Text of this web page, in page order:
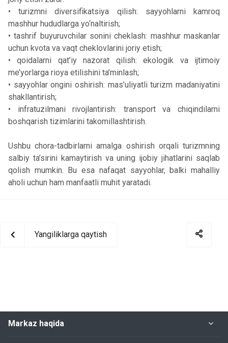
• turizmni diversifikatsiya qilish: sayyohlarni kamroq
mashhur hududlarga yo‘naltirish;
• tashrif buyuruvchilar sonini cheklash: mashhur maskanlar
uchun kvota va vaqt cheklovlarini joriy etish;
• qoidalarni qat’iy nazorat qilish: ekologik va ijtimoiy
me’yorlarga rioya etilishini ta’minlash;
• sayyohlar ongini oshirish: mas’uliyatli turizm madaniyatini
shakllantirish;
• infratuzilmani rivojlantirish: transport va chiqindilarni
boshqarish tizimlarini takomillashtirish.
Ushbu chora-tadbirlarni amalga oshirish orqali turizmning
salbiy ta’sirini kamaytirish va uning ijobiy jihatlarini saqlab
qolish mumkin. Bu esa nafaqat sayyohlar, balki mahalliy
aholi uchun ham manfaatli muhit yaratadi.
Yangiliklarga qaytish
Markaz haqida